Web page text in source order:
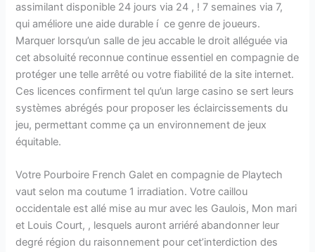
assimilant disponible 24 jours via 24 , ! 7 semaines via 7,
qui améliore une aide durable í ce genre de joueurs.
Marquer lorsqu’un salle de jeu accable le droit alléguée via
cet absoluité reconnue continue essentiel en compagnie de
protéger une telle arrêté ou votre fiabilité de la site internet.
Ces licences confirment tel qu’un large casino se sert leurs
systèmes abrégés pour proposer les éclaircissements du
jeu, permettant comme ça un environnement de jeux
équitable.
Votre Pourboire French Galet en compagnie de Playtech
vaut selon ma coutume 1 irradiation. Votre caillou
occidentale est allé mise au mur avec les Gaulois, Mon mari
et Louis Court, , lesquels auront arriéré abandonner leur
degré région du raisonnement pour cet’interdiction des